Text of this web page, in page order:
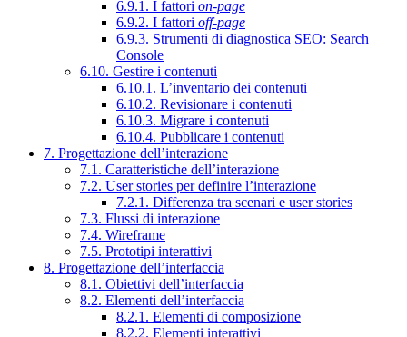
6.9.1. I fattori on-page
6.9.2. I fattori off-page
6.9.3. Strumenti di diagnostica SEO: Search
Console
6.10. Gestire i contenuti
6.10.1. L’inventario dei contenuti
6.10.2. Revisionare i contenuti
6.10.3. Migrare i contenuti
6.10.4. Pubblicare i contenuti
7. Progettazione dell’interazione
7.1. Caratteristiche dell’interazione
7.2. User stories per definire l’interazione
7.2.1. Differenza tra scenari e user stories
7.3. Flussi di interazione
7.4. Wireframe
7.5. Prototipi interattivi
8. Progettazione dell’interfaccia
8.1. Obiettivi dell’interfaccia
8.2. Elementi dell’interfaccia
8.2.1. Elementi di composizione
8.2.2. Elementi interattivi